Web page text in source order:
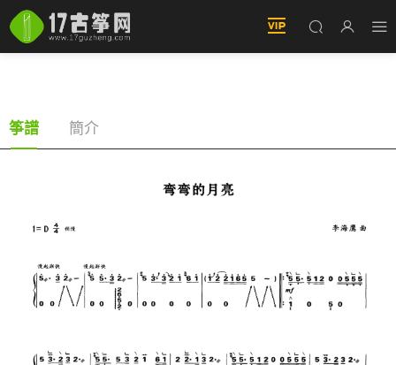
筝譜 簡介